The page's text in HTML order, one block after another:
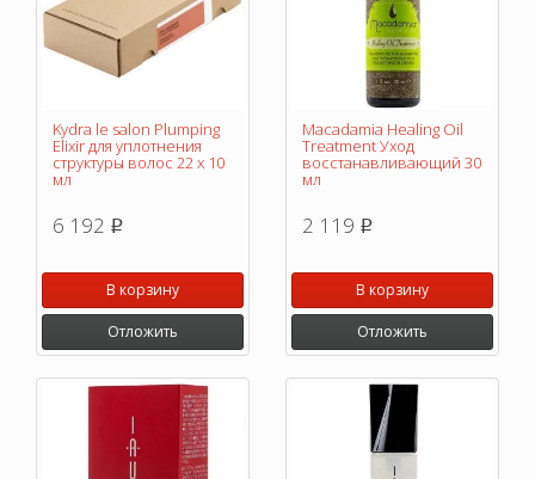
Kydra le salon Plumping
Elixir для уплотнения
структуры волос 22 х 10
мл
6 192 p
В корзину
Отложить
Macadamia Healing Oil
Treatment Уход
восстанавливающий 30
мл
2 119 p
В корзину
Отложить